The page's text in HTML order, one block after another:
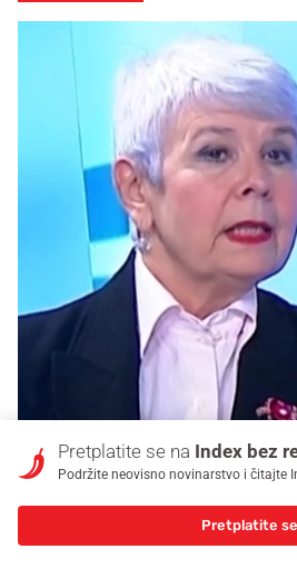
Božinović: Pričekajmo
Pretplatite se na Index bez
Podržite neovisno novinarstvo i čitajte
Pretplatite se